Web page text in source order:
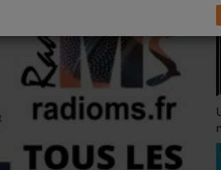
Une heure avant la